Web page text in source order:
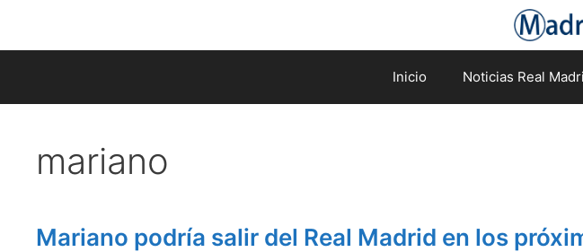
Inicio Noticias Real
mariano
Mariano podría salir del Real Madrid en los